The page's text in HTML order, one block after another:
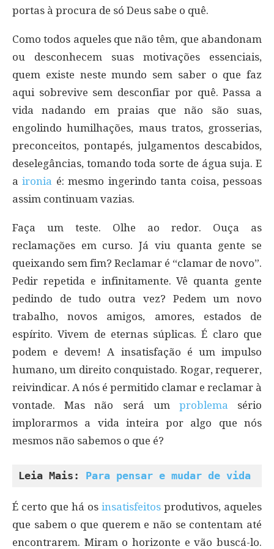
portas à procura de só Deus sabe o quê.
Como todos aqueles que não têm, que abandonam
ou desconhecem suas motivações essenciais,
quem existe neste mundo sem saber o que faz
aqui sobrevive sem desconfiar por quê. Passa a
vida nadando em praias que não são suas,
engolindo humilhações, maus tratos, grosserias,
preconceitos, pontapés, julgamentos descabidos,
deselegâncias, tomando toda sorte de água suja. E
aironia é: mesmo ingerindo tanta coisa, pessoas
assim continuam vazias.
Faça um teste. Olhe ao redor. Ouça as
reclamações em curso. Já viu quanta gente se
queixando sem fim? Reclamar é “clamar de novo”.
Pedir repetida e infinitamente. Vê quanta gente
pedindo de tudo outra vez? Pedem um novo
trabalho, novos amigos, amores, estados de
espírito. Vivem de eternas súplicas. É claro que
podem e devem! A insatisfação é um impulso
humano, um direito conquistado. Rogar, requerer,
reivindicar. A nós é permitido clamar e reclamar à
vontade. Mas não será um problema sério
implorarmos a vida inteira por algo que nós
mesmos não sabemos o que é?
Leia Mais: Para pensar e mudar de vida
É certo que há os insatisfeitos produtivos, aqueles
que sabem o que querem e não se contentam até
encontrarem. Miram o horizonte e vão buscá-lo.